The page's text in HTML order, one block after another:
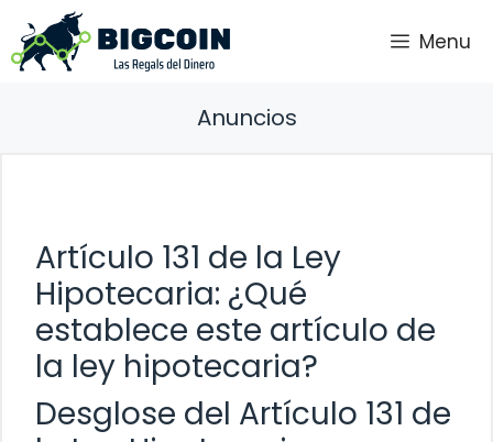
Saltar
al
contenido
Menu
Anuncios
Artículo 131 de la Ley
Hipotecaria: ¿Qué
establece este artículo de
la ley hipotecaria?
Desglose del Artículo 131 de